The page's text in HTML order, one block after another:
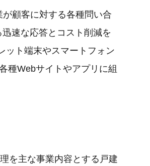
が顧客に対する各種問い合
速な応答とコスト削減を
ット端末やスマートフォン
種Webサイトやアプリに組
を主な事業内容とする戸建